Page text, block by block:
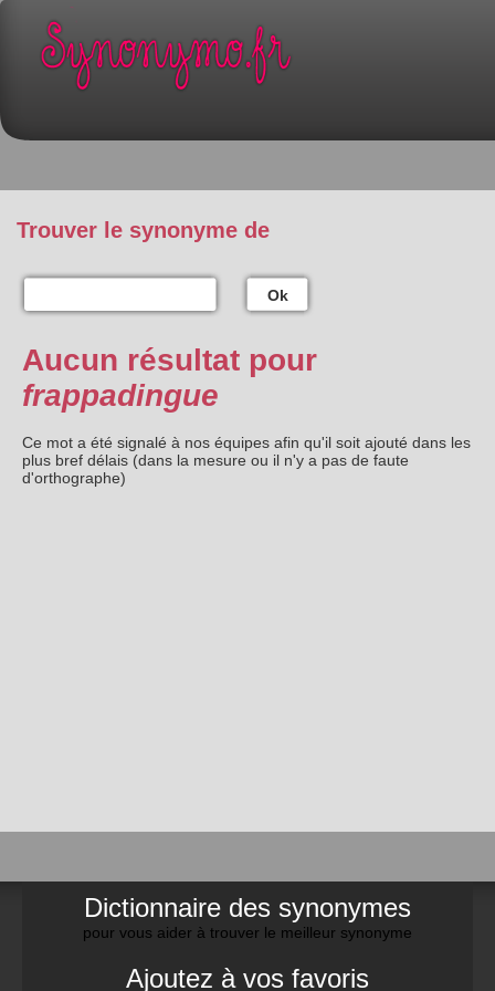
Trouver le synonyme de
Ok
Aucun résultat pour
frappadingue
Ce mot a été signalé à nos équipes afin qu'il soit ajouté dans les
plus bref délais (dans la mesure ou il n'y a pas de faute
d'orthographe)
Dictionnaire des synonymes
pour vous aider à trouver le meilleur synonyme
Ajoutez à vos favoris